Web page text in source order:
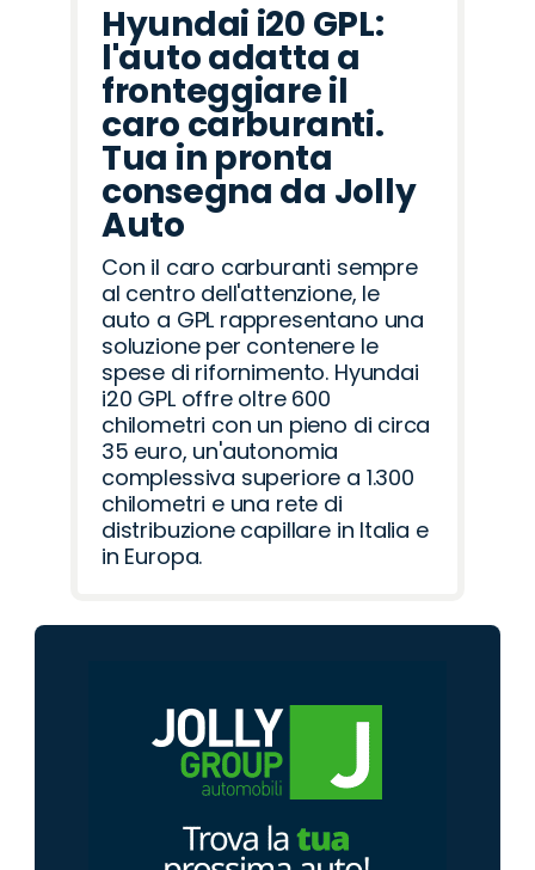
Hyundai i20 GPL:
l'auto adatta a
fronteggiare il
caro carburanti.
Tua in pronta
consegna da Jolly
Auto
Con il caro carburanti sempre
al centro dell'attenzione, le
auto a GPL rappresentano una
soluzione per contenere le
spese di rifornimento. Hyundai
i20 GPL offre oltre 600
chilometri con un pieno di circa
35 euro, un'autonomia
complessiva superiore a 1.300
chilometri e una rete di
distribuzione capillare in Italia e
in Europa.